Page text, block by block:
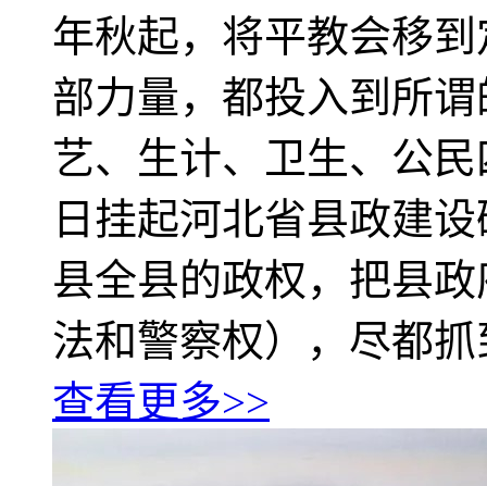
年秋起，将平教会移
部力量，都投入到所
艺、生计、卫生、公
日挂起河北省县政建
县全县的政权，把县
法和警察权），尽都抓
查看更多>>